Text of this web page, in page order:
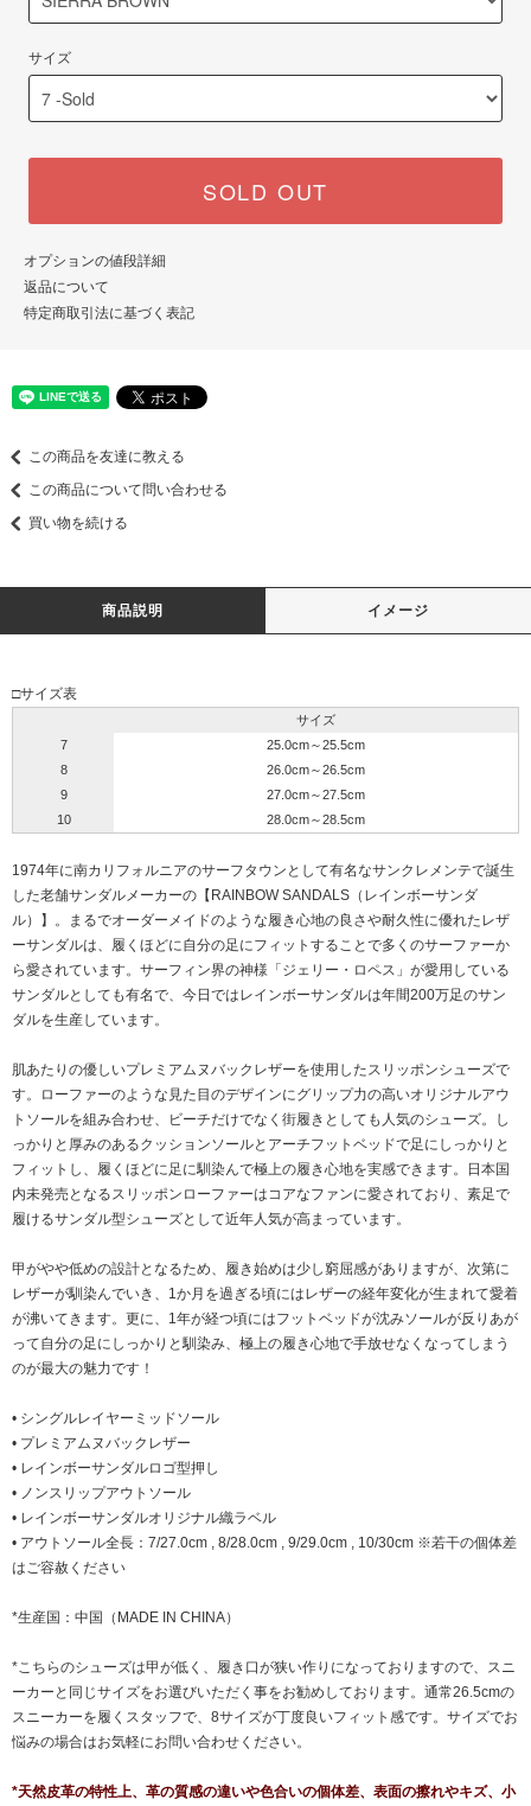
サイズ
SOLD OUT
オプションの値段詳細
返品について
特定商取引法に基づく表記
この商品を友達に教える
この商品について問い合わせる
買い物を続ける
商品説明 イメージ
□サイズ表
サイズ
7
25.0cm～25.5cm
8
26.0cm～26.5cm
9
27.0cm～27.5cm
10
28.0cm～28.5cm
1974年に南カリフォルニアのサーフタウンとして有名なサンクレメンテで誕生
した老舗サンダルメーカーの【RAINBOW SANDALS（レインボーサンダ
ル）】。まるでオーダーメイドのような履き心地の良さや耐久性に優れたレザ
ーサンダルは、履くほどに自分の足にフィットすることで多くのサーファーか
ら愛されています。サーフィン界の神様「ジェリー・ロペス」が愛用している
サンダルとしても有名で、今日ではレインボーサンダルは年間200万足のサン
ダルを生産しています。
肌あたりの優しいプレミアムヌバックレザーを使用したスリッポンシューズで
す。ローファーのような見た目のデザインにグリップ力の高いオリジナルアウ
トソールを組み合わせ、ビーチだけでなく街履きとしても人気のシューズ。し
っかりと厚みのあるクッションソールとアーチフットベッドで足にしっかりと
フィットし、履くほどに足に馴染んで極上の履き心地を実感できます。日本国
内未発売となるスリッポンローファーはコアなファンに愛されており、素足で
履けるサンダル型シューズとして近年人気が高まっています。
甲がやや低めの設計となるため、履き始めは少し窮屈感がありますが、次第に
レザーが馴染んでいき、1か月を過ぎる頃にはレザーの経年変化が生まれて愛着
が沸いてきます。更に、1年が経つ頃にはフットベッドが沈みソールが反りあが
って自分の足にしっかりと馴染み、極上の履き心地で手放せなくなってしまう
のが最大の魅力です！
• シングルレイヤーミッドソール
• プレミアムヌバックレザー
• レインボーサンダルロゴ型押し
• ノンスリップアウトソール
• レインボーサンダルオリジナル織ラベル
• アウトソール全長：7/27.0cm , 8/28.0cm , 9/29.0cm , 10/30cm ※若干の個体差
はご容赦ください
*生産国：中国（MADE IN CHINA）
*こちらのシューズは甲が低く、履き口が狭い作りになっておりますので、スニ
ーカーと同じサイズをお選びいただく事をお勧めしております。通常26.5cmの
スニーカーを履くスタッフで、8サイズが丁度良いフィット感です。サイズでお
悩みの場合はお気軽にお問い合わせください。
*天然皮革の特性上、革の質感の違いや色合いの個体差、表面の擦れやキズ、小